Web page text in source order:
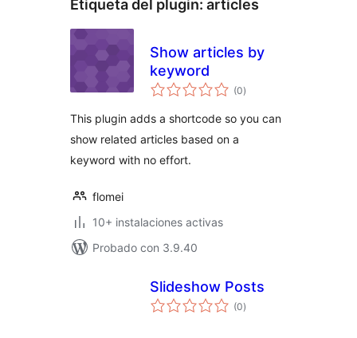
Etiqueta del plugin: articles
Show articles by
keyword
(0valoraciones
en
)
This plugin adds a shortcode so you can
show related articles based on a
keyword with no effort.
flomei
10+ instalaciones activas
Probado con 3.9.40
Slideshow Posts
(0valoraciones
en
)